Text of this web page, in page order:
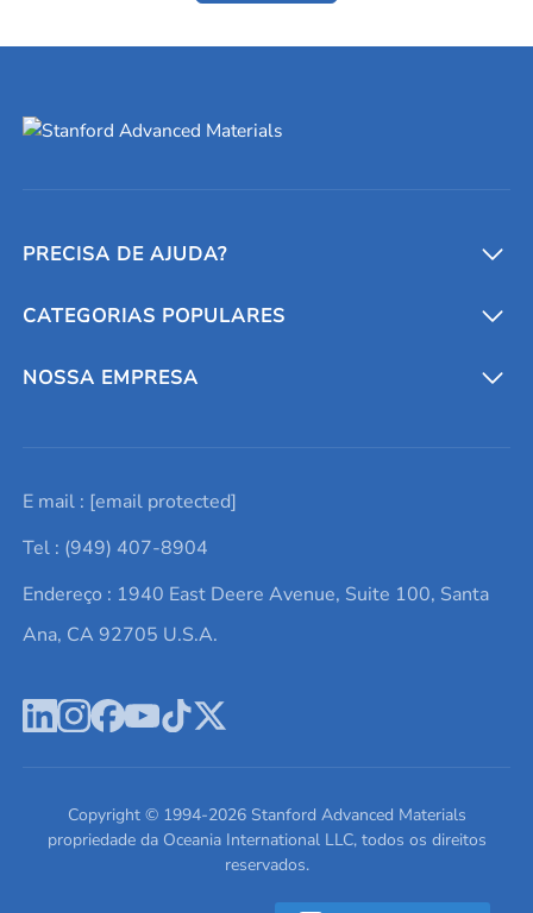
PRECISA DE AJUDA?
Conversores e calculadoras
Entre em contato conosco
Lista de consultas
Termos e Condições
Política de Privacidade
CATEGORIAS POPULARES
Metais refratários
Elementos de terras raras
Alvos de pulverização catódica
Ácido hialurônico
NOSSA EMPRESA
Promoções atuais
Notícias e blogs
Estudos de caso
Escreva para nós
E mail : [email protected]
Tel : (949) 407-8904
Endereço : 1940 East Deere Avenue, Suite 100, Santa
Ana, CA 92705 U.S.A.
Copyright © 1994-2026Stanford Advanced Materials
propriedade da Oceania International LLC, todos os direitos
reservados.